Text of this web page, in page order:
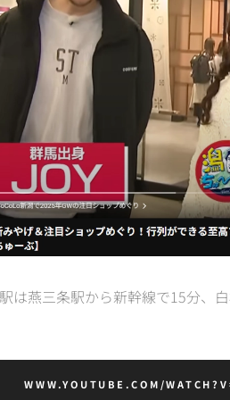
は燕三条駅から新幹線で15分、
WWW.YOUTUBE.COM/